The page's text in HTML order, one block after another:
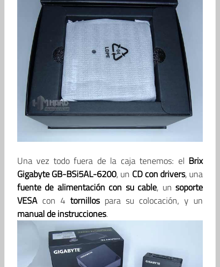
Una vez todo fuera de la caja tenemos: el Brix
Gigabyte GB-BSi5AL-6200, un CD con drivers, una
fuente de alimentación con su cable, unsoporte
VESAcon 4 tornillospara su colocación, y un
manual de instrucciones.